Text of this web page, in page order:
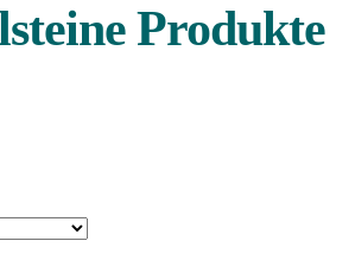
Produkte